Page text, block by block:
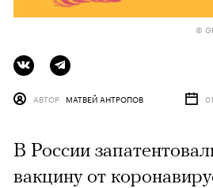
©
АВТОР МАТВЕЙ АНТРОПОВ
В России
вакцину от